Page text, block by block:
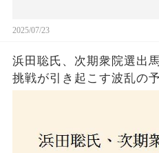
2025/07/23
浜田聡氏、次期衆院選出
挑戦が引き起こす波乱の